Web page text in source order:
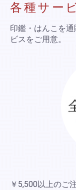
各種サー
印鑑・はんこを
ビスをご用意。
￥5,500以上のご